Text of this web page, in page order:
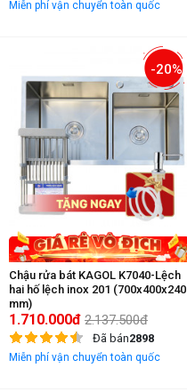
Miễn phí vận chuyển toàn quốc
-20%
Chậu rửa bát KAGOL K7040-Lệch
hai hố lệch inox 201 (700x400x240
mm)
1.710.000đ 2.137.500đ
Đã bán2898
Miễn phí vận chuyển toàn quốc